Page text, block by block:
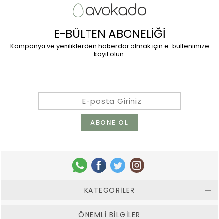
E-BÜLTEN ABONELİĞİ
Kampanya ve yeniliklerden haberdar olmak için e-bültenimize
kayıt olun.
KATEGORILER
ÖNEMLI BILGILER